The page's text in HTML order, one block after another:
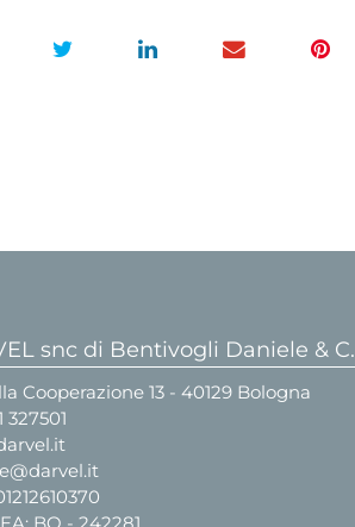
snc di Bentivogli Daniele & C.
Cooperazione 13 - 40129 Bologna
327501
BO - 242281